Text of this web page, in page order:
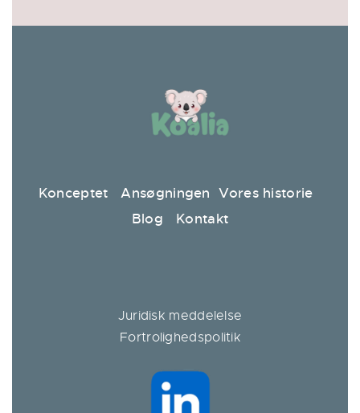
Konceptet Ansøgningen Vores historie
Blog
Kontakt
Juridisk meddelelse
Fortrolighedspolitik